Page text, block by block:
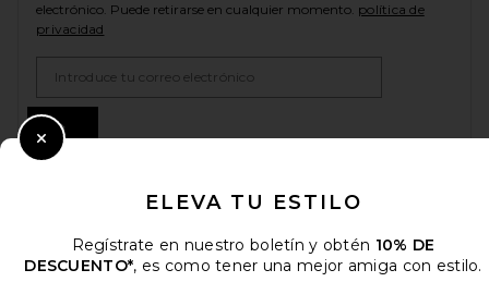
electrónico. Puede retirarse en cualquier momento. política de
privacidad
ELEVA TU ESTILO
Regístrate en nuestro boletín y obtén 10% DE
DESCUENTO*, es como tener una mejor amiga con estilo.
Close Modal